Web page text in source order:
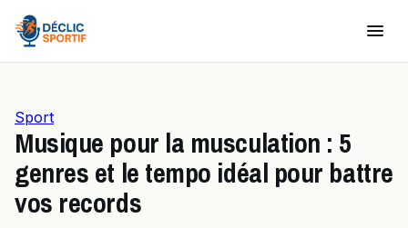
Sport
Musique pour la musculation : 5
genres et le tempo idéal pour battre
vos records